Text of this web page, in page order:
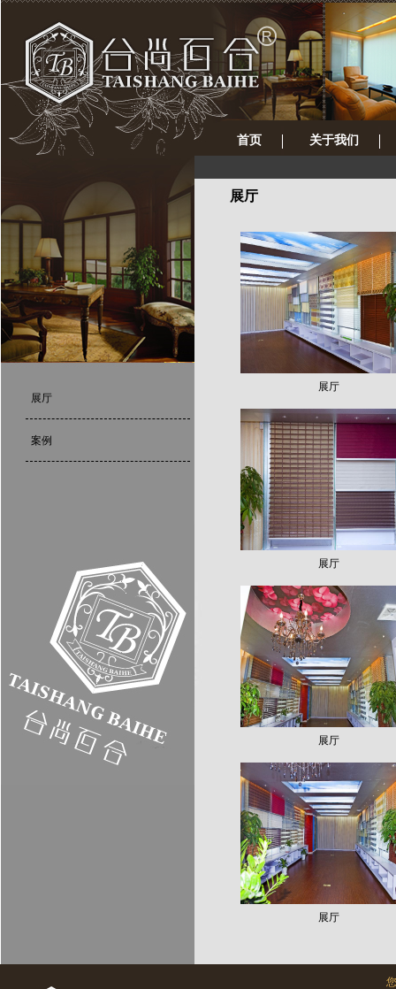
首页 关于我们
展厅
案例
展厅
展厅
展厅
展厅
展厅